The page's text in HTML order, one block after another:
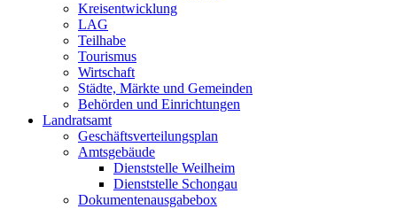
Kreisentwicklung
LAG
Teilhabe
Tourismus
Wirtschaft
Städte, Märkte und Gemeinden
Behörden und Einrichtungen
Landratsamt
Geschäftsverteilungsplan
Amtsgebäude
Dienststelle Weilheim
Dienststelle Schongau
Dokumentenausgabebox